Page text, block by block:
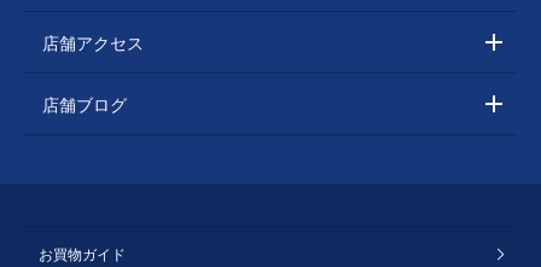
店舗アクセス
店舗ブログ
お買物ガイド